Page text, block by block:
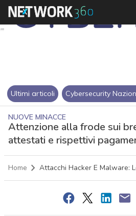
Ultimi articoli Cybersecurity
NUOVE MINACCE
Attenzione alla frode sui
attestati e rispettivi
Home Attacchi Hacker E Malware: